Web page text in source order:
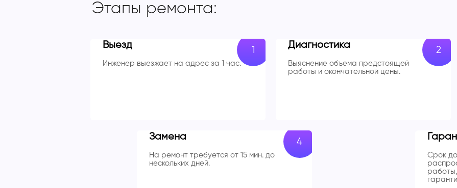
Этапы ремонта:
Выезд
Инженер выезжает на адрес за 1 час.
Диагностика
Выяснение объема предстоящей
работы и окончательной цены.
Замена
На ремонт требуется от 15 мин. до
нескольких дней.
Срок